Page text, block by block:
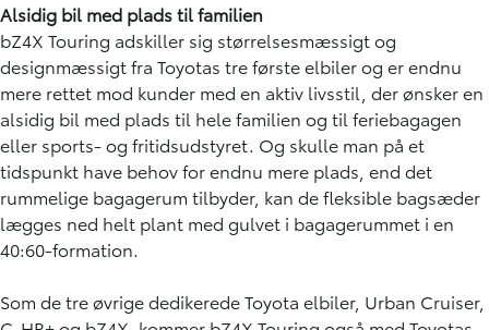
Alsidig bil med plads til familien
bZ4X Touring adskiller sig størrelsesmæssigt og
designmæssigt fra Toyotas tre første elbiler og er endnu
mere rettet mod kunder med en aktiv livsstil, der ønsker en
alsidig bil med plads til hele familien og til feriebagagen
eller sports- og fritidsudstyret. Og skulle man på et
tidspunkt have behov for endnu mere plads, end det
rummelige bagagerum tilbyder, kan de fleksible bagsæder
lægges ned helt plant med gulvet i bagagerummet i en
40:60-formation.
Som de tre øvrige dedikerede Toyota elbiler, Urban Cruiser,